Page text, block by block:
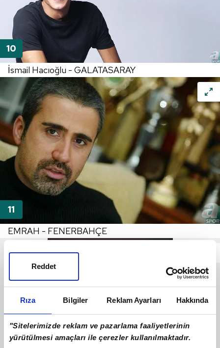
Rıza Bilgiler Reklam Ayarları Hakkında
"Sitelerimizde reklam ve pazarlama faaliyetlerinin
yürütülmesi amaçları ile çerezler kullanılmaktadır.
Reddet
İsmail Hacıoğlu - GALATASARAY
EMRAH - FENERBAHÇE